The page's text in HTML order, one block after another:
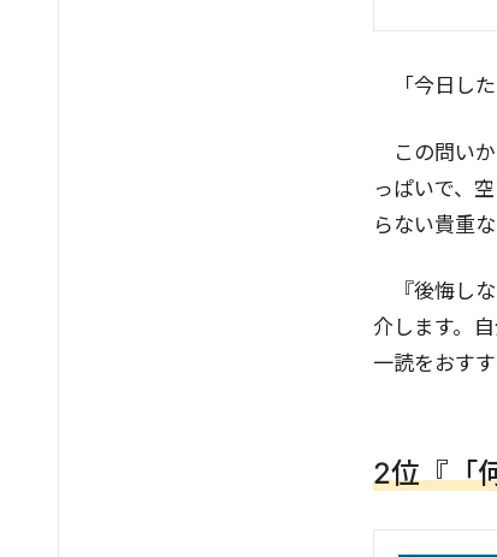
「今日し
この問い
っぱいで、
らない貴重
『後悔し
介します。
一読をおす
2位『「